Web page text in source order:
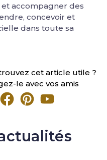
accompagner des
concevoir et
dans toute sa
cet article utile ?
le avec vos amis